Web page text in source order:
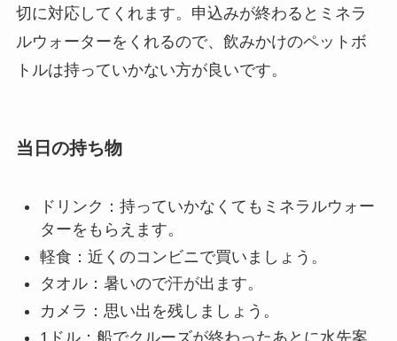
切に対応してくれます。申込みが終わるとミネラ
ルウォーターをくれるので、飲みかけのペットボ
トルは持っていかない方が良いです。
当日の持ち物
ドリンク：持っていかなくてもミネラルウォー
ターをもらえます。
軽食：近くのコンビニで買いましょう。
タオル：暑いので汗が出ます。
カメラ：思い出を残しましょう。